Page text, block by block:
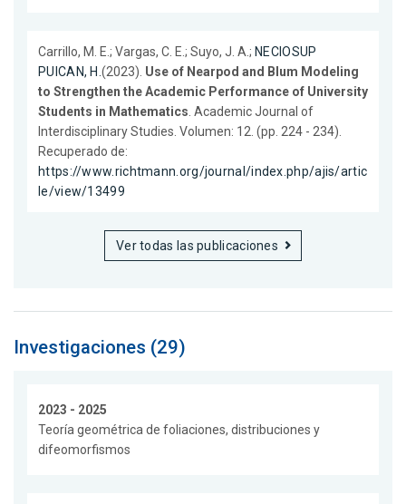
Carrillo, M. E.; Vargas, C. E.; Suyo, J. A.; NECIOSUP
PUICAN, H. (2023). Use of Nearpod and Blum Modeling
to Strengthen the Academic Performance of University
Students in Mathematics . Academic Journal of
Interdisciplinary Studies. Volumen: 12. (pp. 224 - 234).
Recuperado de:
https://www.richtmann.org/journal/index.php/ajis/artic
le/view/13499
Ver todas las publicaciones
Investigaciones (29)
2023 - 2025
Teoría geométrica de foliaciones, distribuciones y
difeomorfismos